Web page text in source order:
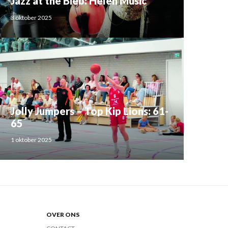
3 oktober 2025
Jolly Jumpers – Top Kip Lions: 61-
65
1 oktober 2025
OVER ONS